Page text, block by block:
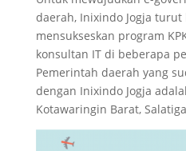
daerah, Inixindo Jogja
mensukseskan program
konsultan IT di beberapa
Pemerintah daerah yang
dengan Inixindo Jogja
Kotawaringin Barat,